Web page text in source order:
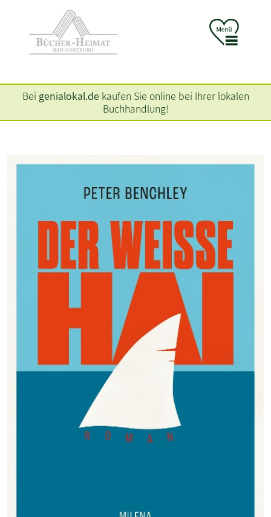
Bei genialokal.de kaufen Sie online bei Ihrer lokalen
Buchhandlung!